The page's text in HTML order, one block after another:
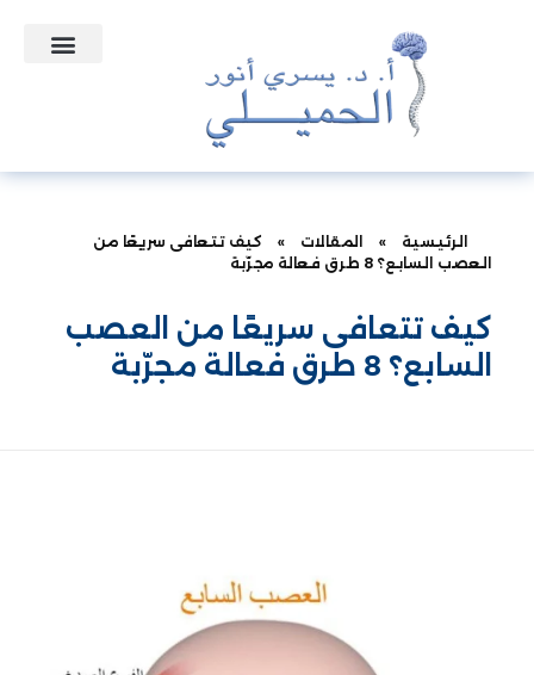
الرئيسية » المقالات »
كيف تتعافى سريعًا من
العصب السابع؟ 8 طرق فعالة مجرّبة
كيف تتعافى سريعًا من العصب
السابع؟ 8 طرق فعالة مجرّبة